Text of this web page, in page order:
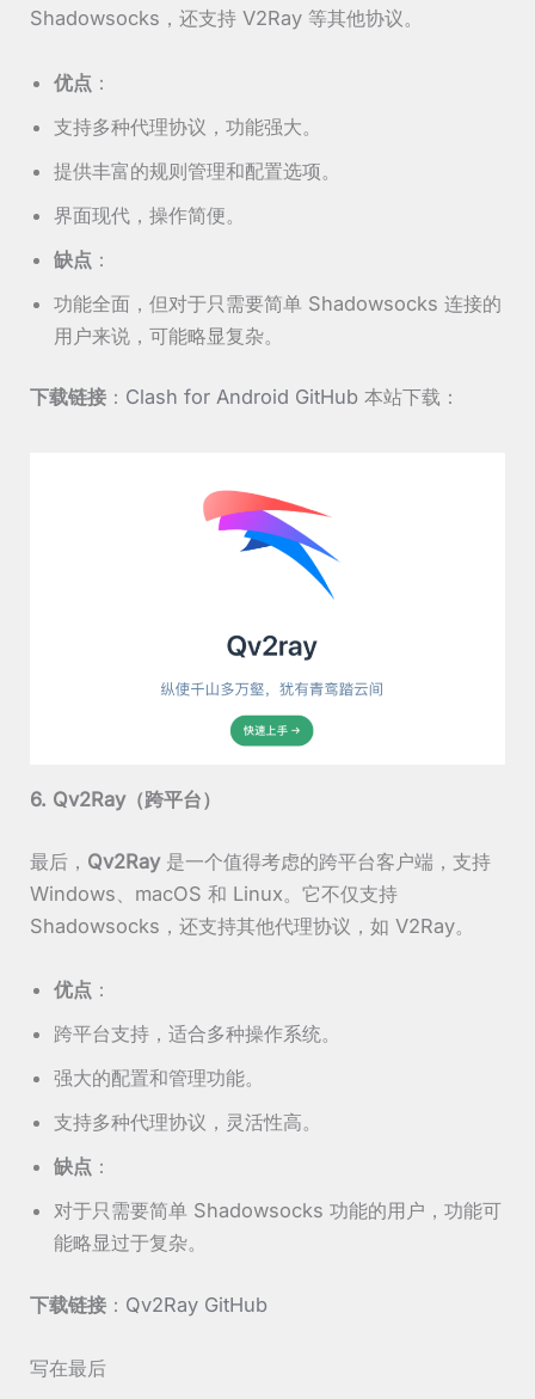
Shadowsocks，还支持 V2Ray 等其他协议。
优点 ：
支持多种代理协议，功能强大。
提供丰富的规则管理和配置选项。
界面现代，操作简便。
缺点 ：
功能全面，但对于只需要简单 Shadowsocks 连接的
用户来说，可能略显复杂。
下载链接 ： Clash for Android GitHub 本站下载：
6. Qv2Ray（跨平台）
最后， Qv2Ray是一个值得考虑的跨平台客户端，支持
Windows、macOS 和 Linux。它不仅支持
Shadowsocks，还支持其他代理协议，如 V2Ray。
优点 ：
跨平台支持，适合多种操作系统。
强大的配置和管理功能。
支持多种代理协议，灵活性高。
缺点 ：
对于只需要简单 Shadowsocks 功能的用户，功能可
能略显过于复杂。
下载链接 ： Qv2Ray GitHub
写在最后